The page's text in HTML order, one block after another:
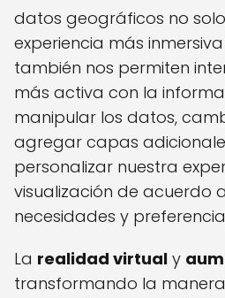
datos geográficos no
experiencia más
también nos permiten
más activa con la
manipular los datos,
agregar capas
personalizar nuestra
visualización de acuerdo
necesidades y
La realidad virtual y
transformando la